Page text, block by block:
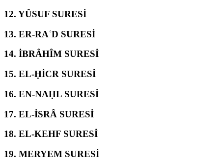
12. YÛSUF SURESİ
13. ER-RAʿD SURESİ
14. İBRÂHÎM SURESİ
15. EL-ḤİCR SURESİ
16. EN-NAḤL SURESİ
17. EL-İSRÂ SURESİ
18. EL-KEHF SURESİ
19. MERYEM SURESİ